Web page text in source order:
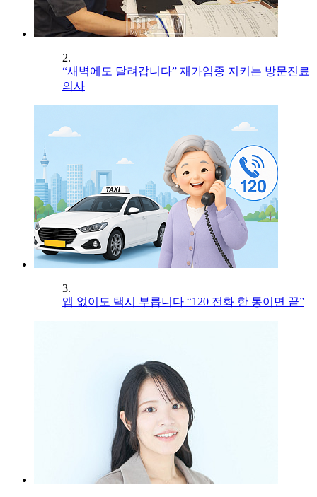
2.
“새벽에도 달려갑니다” 재가임종 지키는 방문진료
의사
3.
앱 없이도 택시 부릅니다 “120 전화 한 통이면 끝”